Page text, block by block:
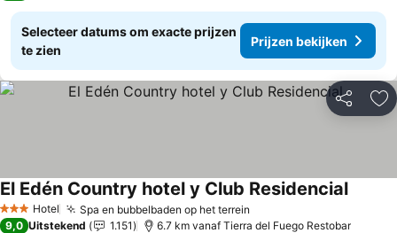
Selecteer datums om exacte prijzen
te zien
Prijzen bekijken
Delen
3 SterrenHotel Spa en bubbelbaden op het terrein
El Edén Country hotel y Club Residencial
9,0 Uitstekend 1.151 6.7 km vanaf Tierra del Fuego Restobar